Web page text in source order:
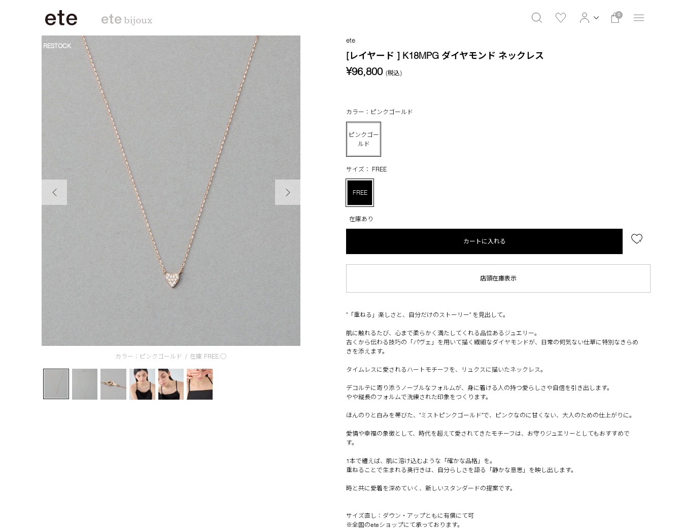
0
カラー：ピンクゴールド / 在庫 FREE:◯
RESTOCK
ete
[レイヤード ] K18MPG ダイヤモンド ネックレス
¥96,800 (税込)
カラー：ピンクゴールド
ピンクゴー
ルド
サイズ： FREE
FREE
在庫あり
カートに入れる
店頭在庫表示
"「重ねる」楽しさと、自分だけのストーリー" を見出して。
肌に触れるたび、心まで柔らかく満たしてくれる品位あるジュエリー。
古くから伝わる技巧の「パヴェ」を用いて描く繊細なダイヤモンドが、日常の何気ない仕草に特別なきらめ
きを添えます。
タイムレスに愛されるハートモチーフを、リュクスに描いたネックレス。
デコルテに寄り添うノーブルなフォルムが、身に着ける人の持つ愛らしさや自信を引き出します。
やや縦長のフォルムで洗練された印象をつくります。
ほんのりと白みを帯びた、"ミストピンクゴールド"で、ピンクなのに甘くない、大人のための仕上がりに。
愛情や幸福の象徴として、時代を超えて愛されてきたモチーフは、お守りジュエリーとしてもおすすめで
す。
1本で纏えば、肌に溶け込むような「確かな品格」を。
重ねることで生まれる奥行きは、自分らしさを語る「静かな意思」を映し出します。
時と共に愛着を深めていく、新しいスタンダードの提案です。
サイズ直し：ダウン・アップともに有償にて可
※全国のeteショップにて承っております。